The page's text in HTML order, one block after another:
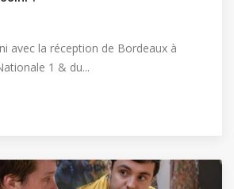
avec la réception de Bordeaux à
1 & du...